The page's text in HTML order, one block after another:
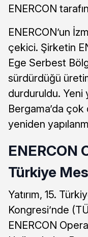
ENERCON
ENERCON’un
çekici. Şirketin
Ege Serbest
sürdürdüğü
durduruldu. Yeni
Bergama’da
yeniden
ENERCON
Türkiye
Yatırım, 15.
Kongresi’nde
ENERCON